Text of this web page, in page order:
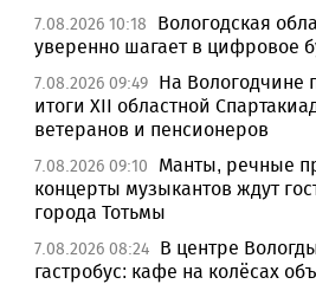
7.08.2026 10:18
Вологодская
уверенно шагает в цифровое
7.08.2026 09:49 На Вологодчине
итоги XII областной
ветеранов и пенсионеров
7.08.2026 09:10
Манты, речные
концерты музыкантов ждут
города Тотьмы
7.08.2026 08:24 В центре
гастробус: кафе на колёсах